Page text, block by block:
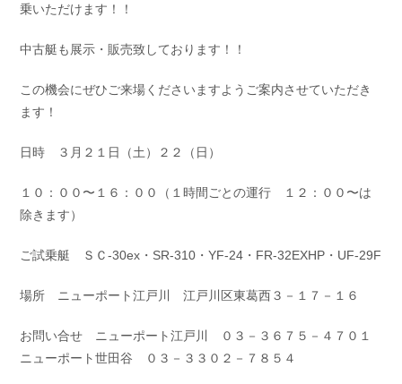
乗いただけます！！
中古艇も展示・販売致しております！！
この機会にぜひご来場くださいますようご案内させていただき
ます！
日時 ３月２１日（土）２２（日）
１０：００〜１６：００（１時間ごとの運行 １２：００〜は
除きます）
ご試乗艇 ＳＣ-30ex・SR-310・YF-24・FR-32EXHP・UF-29F
場所 ニューポート江戸川 江戸川区東葛西３－１７－１６
お問い合せ ニューポート江戸川 ０３－３６７５－４７０１
ニューポート世田谷 ０３－３３０２－７８５４